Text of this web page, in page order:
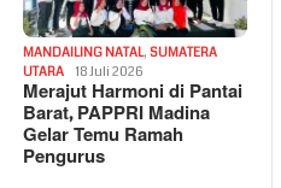
MANDAILING NATAL, SUMATERA
UTARA
18 Juli 2026
Merajut Harmoni di Pantai
Barat, PAPPRI Madina
Gelar Temu Ramah
Pengurus